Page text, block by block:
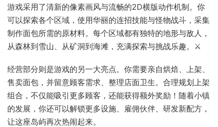
游戏采用了清新的像素画风与流畅的2D横版动作机制。你
可以探索各个区域，使用华丽的连招技能与怪物战斗，采集
制作面包所需的原材料。每个区域都有独特的地形与敌人，
从森林到雪山、从矿洞到海滩，充满探索与挑战乐趣。⚔️
经营部分则是游戏的另一大亮点。你需要亲自烘焙、上架、
售卖面包，并留意顾客需求、整理店面卫生。合理规划上架
组合，不仅能吸引更多顾客，还能获得额外奖励！随着小镇
的发展，你还可以解锁更多设施、雇佣伙伴、研发新配方，
让这座岛屿再次热闹起来。